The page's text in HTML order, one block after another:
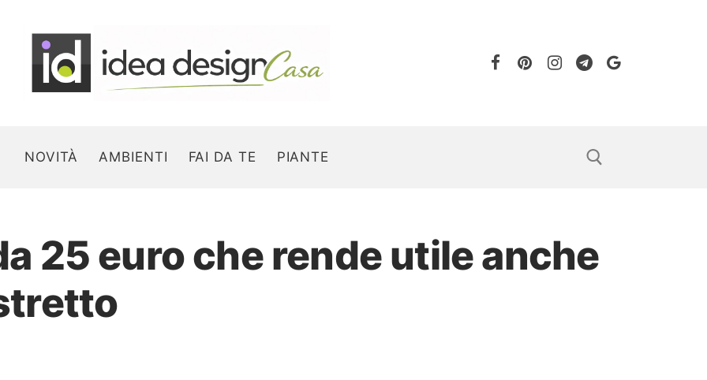
NOVITÀ AMBIENTI FAI DA TE PIANTE
Search for:
25 euro che rende utile anche